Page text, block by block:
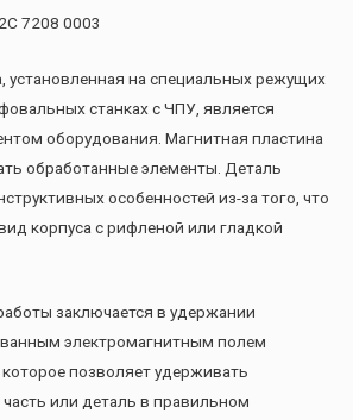
7208 0003
установленная на специальных режущих
станках с ЧПУ, является
оборудования. Магнитная пластина
обработанные элементы. Деталь
особенностей из-за того, что
корпуса с рифленой или гладкой
заключается в удержании
электромагнитным полем
позволяет удерживать
часть или деталь в правильном